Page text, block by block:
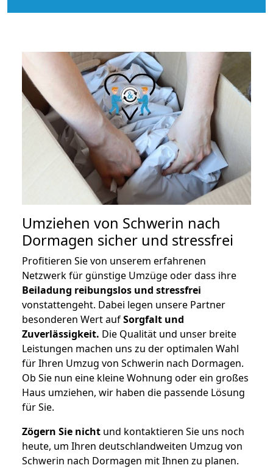
Umziehen von Schwerin nach
Dormagen sicher und stressfrei
Profitieren Sie von unserem erfahrenen
Netzwerk für günstige Umzüge oder dass ihre
Beiladung reibungslos und stressfrei
vonstattengeht. Dabei legen unsere Partner
besonderen Wert aufSorgfalt und
Zuverlässigkeit. Die Qualität und unser breite
Leistungen machen uns zu der optimalen Wahl
für Ihren Umzug von Schwerin nach Dormagen.
Ob Sie nun eine kleine Wohnung oder ein großes
Haus umziehen, wir haben die passende Lösung
für Sie.
Zögern Sie nicht und kontaktieren Sie uns noch
heute, um Ihren deutschlandweiten Umzug von
Schwerin nach Dormagen mit Ihnen zu planen.